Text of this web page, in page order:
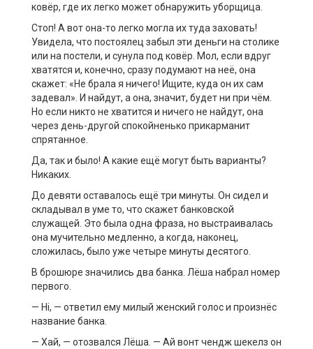
ковёр, где их легко может обнаружить уборщица.
Стоп! А вот она-то легко могла их туда заховать!
Увидела, что постоялец забыл эти деньги на столике
или на постели, и сунула под ковёр. Мол, если вдруг
хватятся и, конечно, сразу подумают на неё, она
скажет: «Не брала я ничего! Ищите, куда он их сам
задевал». И найдут, а она, значит, будет ни при чём.
Но если никто не хватится и ничего не найдут, она
через день-другой спокойненько прикарманит
спрятанное.
Да, так и было! А какие ещё могут быть варианты?
Никаких.
До девяти оставалось ещё три минуты. Он сидел и
складывал в уме то, что скажет банковской
служащей. Это была одна фраза, но выстраивалась
она мучительно медленно, а когда, наконец,
сложилась, было уже четыре минуты десятого.
В брошюре значились два банка. Лёша набрал номер
первого.
— Hi, — ответил ему милый женский голос и произнёс
название банка.
— Хай, — отозвался Лёша. — Ай вонт чендж шекелз он